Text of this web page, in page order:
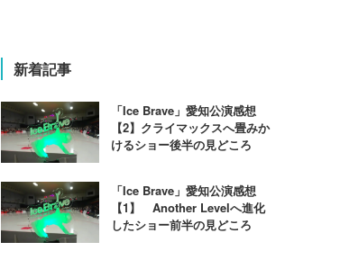
新着記事
「Ice Brave」愛知公演感想
【2】クライマックスへ畳みか
けるショー後半の見どころ
「Ice Brave」愛知公演感想
【1】 Another Levelへ進化
したショー前半の見どころ